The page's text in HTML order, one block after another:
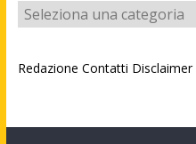
Categorie
Redazione Contatti Disclaimer